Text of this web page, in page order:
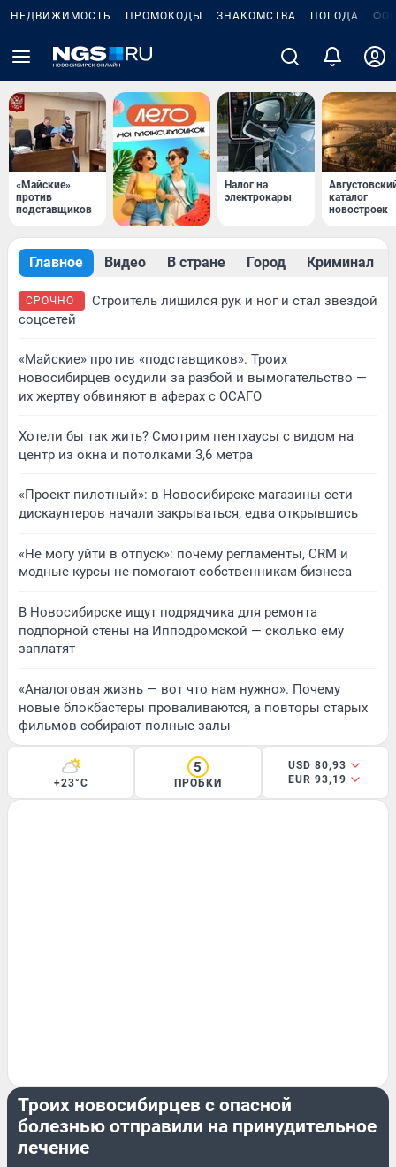
НЕДВИЖИМОСТЬ ПРОМОКОДЫ ЗНАКОМСТВА ПОГОДА
«Майские»
против
подставщиков
Налог на
электрокары
каталог
новостроек
Главное Видео В стране Город Криминал
СРОЧНО
Строитель лишился рук и ног и стал звездой
соцсетей
«Майские» против «подставщиков». Троих
новосибирцев осудили за разбой и вымогательство —
их жертву обвиняют в аферах с ОСАГО
Хотели бы так жить? Смотрим пентхаусы с видом на
центр из окна и потолками 3,6 метра
«Проект пилотный»: в Новосибирске магазины сети
дискаунтеров начали закрываться, едва открывшись
«Не могу уйти в отпуск»: почему регламенты, CRM и
модные курсы не помогают собственникам бизнеса
В Новосибирске ищут подрядчика для ремонта
подпорной стены на Ипподромской — сколько ему
заплатят
«Аналоговая жизнь — вот что нам нужно». Почему
новые блокбастеры проваливаются, а повторы старых
фильмов собирают полные залы
+23°C
5
ПРОБКИ
USD 80,93
EUR 93,19
Троих новосибирцев с опасной
болезнью отправили на принудительное
лечение